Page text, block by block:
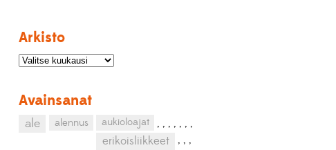
Arkisto
Avainsanat
ale ,
alennus ,
aukioloajat ,
erikoisliikkeet
, , , ,
,,,